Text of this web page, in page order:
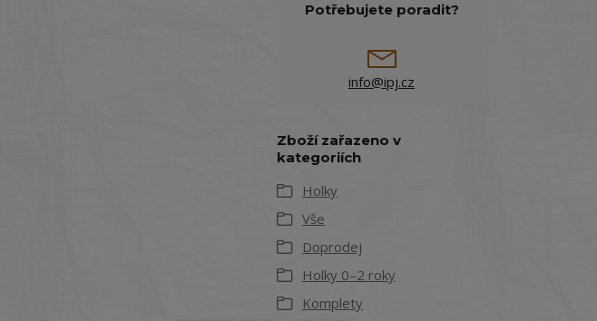
Potřebujete poradit?
info@ipj.cz
Zboží zařazeno v
kategoriích
Holky
Vše
Doprodej
Holky 0–2 roky
Komplety